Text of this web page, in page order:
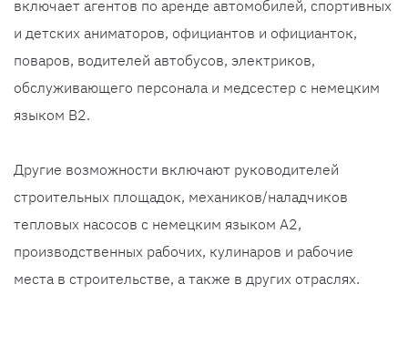
включает агентов по аренде автомобилей, спортивных
и детских аниматоров, официантов и официанток,
поваров, водителей автобусов, электриков,
обслуживающего персонала и медсестер с немецким
языком B2.
Другие возможности включают руководителей
строительных площадок, механиков/наладчиков
тепловых насосов с немецким языком A2,
производственных рабочих, кулинаров и рабочие
места в строительстве, а также в других отраслях.